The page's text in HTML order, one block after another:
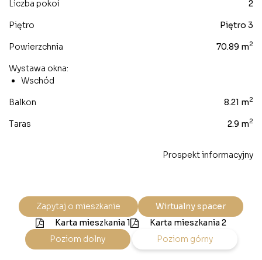
Liczba pokoi 2
Piętro Piętro 3
Powierzchnia 70.89 m2
Wystawa okna:
Wschód
Balkon 8.21 m2
Taras 2.9 m2
Prospekt informacyjny
Zapytaj o mieszkanie
Wirtualny spacer
Karta mieszkania 1
Karta mieszkania 2
Poziom dolny
Poziom górny